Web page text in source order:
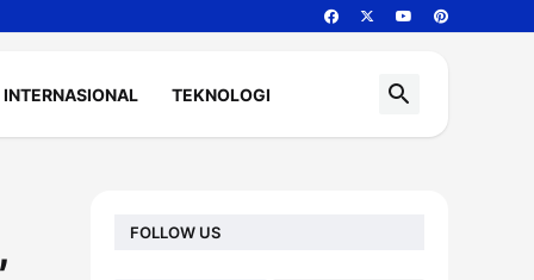
INTERNASIONAL TEKNOLOGI
FOLLOW US